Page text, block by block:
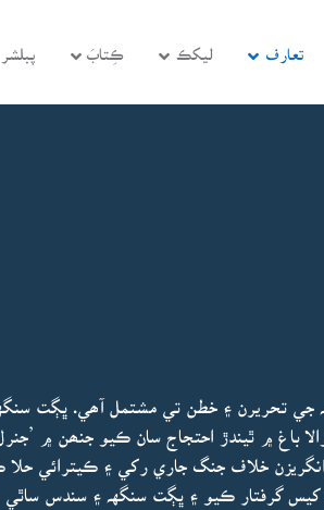
تعارف ليکڪ ڪِتابَ پبلشر
جي تحريرن ۽ خطن تي مشتمل آھي. ڀڳت
12 سالن جي عمر ۾ 1919ع ۾ جليا نوالا باغ ۾ ٿيندڙ احتجاج سان ڪيو جنھن ۾
خلاف جنگ جاري رکي ۽ ڪيترائي حلا
کيس گرفتار ڪيو ۽ ڀڳت سنگهہ ۽ سندس